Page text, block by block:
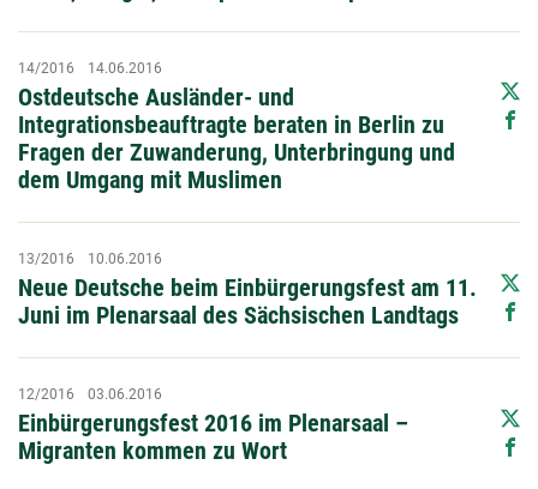
Ostdeutsche Ausländer- und
Integrationsbeauftragte beraten in Berlin zu
Fragen der Zuwanderung, Unterbringung und
dem Umgang mit Muslimen
14/2016 14.06.2016
Neue Deutsche beim Einbürgerungsfest am 11.
Juni im Plenarsaal des Sächsischen Landtags
13/2016 10.06.2016
Einbürgerungsfest 2016 im Plenarsaal –
Migranten kommen zu Wort
12/2016 03.06.2016